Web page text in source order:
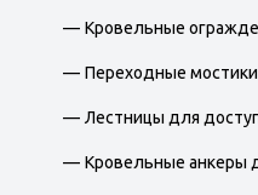
Кровельные
Переходные
Лестницы для
Кровельные анкеры